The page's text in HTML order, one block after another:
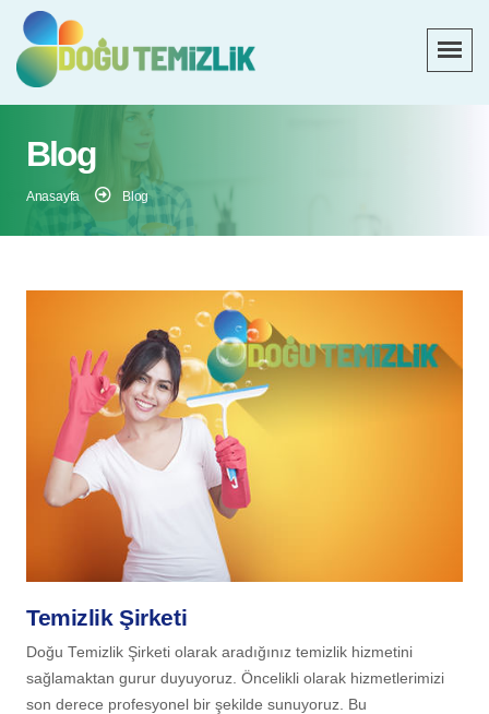
Blog
Anasayfa Blog
Temizlik Şirketi
Doğu Temizlik Şirketi olarak aradığınız temizlik hizmetini
sağlamaktan gurur duyuyoruz. Öncelikli olarak hizmetlerimizi
son derece profesyonel bir şekilde sunuyoruz. Bu